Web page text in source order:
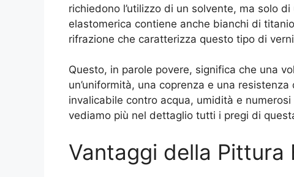
richiedono l’utilizzo di un solvente, ma solo
elastomerica contiene anche bianchi di
rifrazione che caratterizza questo tipo di
Questo, in parole povere, significa che una
un’uniformità, una coprenza e una
invalicabile contro acqua, umidità e
vediamo più nel dettaglio tutti i pregi di
Vantaggi della Pittura